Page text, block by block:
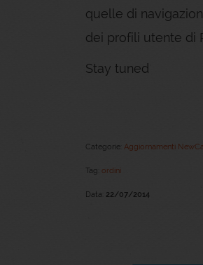
quelle di
dei profili utente di
Stay tuned
Categorie: Aggiornamenti
Tag: ordini
Data: 22/07/2014